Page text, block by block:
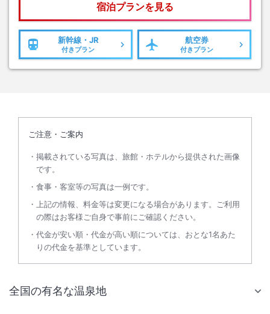
宿泊プランを見る
新幹線・JR
付きプラン
航空券
付きプラン
ご注意・ご案内
掲載されている写真は、旅館・ホテルから提供された画像
です。
食事・客室等の写真は一例です。
上記の情報、料金等は変更になる場合があります。ご利用
の際はお客様ご自身で事前にご確認ください。
代金が安い順・代金が高い順については、おとな1名あた
りの代金を基準としています。
全国の有名な温泉地